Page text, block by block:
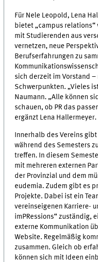
Für Nele Leopold, Lena
bietet „campus
mit Studierenden aus
vernetzen, neue
Berufserfahrungen zu
sich derzeit im Vorstand
Schwerpunkten. „Vieles
Naumann. „Alle können
schauen, ob PR das
ergänzt Lena Hallermeyer.
Innerhalb des Vereins
während des Semesters
treffen. In diesem
mit mehreren externen
der Provinzial und dem
eudemia. Zudem gibt es
Projekte. Dabei ist ein
vereinseigenen Karriere-
imPRessions“ zuständig,
externe Kommunikation
Website. Regelmäßig
zusammen. Gleich ob
können sich mit Ideen